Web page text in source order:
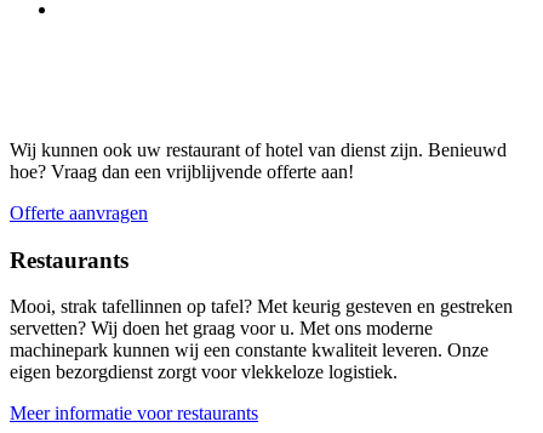
Wij kunnen ook uw restaurant of hotel van dienst zijn. Benieuwd
hoe? Vraag dan een vrijblijvende offerte aan!
Offerte aanvragen
Restaurants
Mooi, strak tafellinnen op tafel? Met keurig gesteven en gestreken
servetten? Wij doen het graag voor u. Met ons moderne
machinepark kunnen wij een constante kwaliteit leveren. Onze
eigen bezorgdienst zorgt voor vlekkeloze logistiek.
Meer informatie voor restaurants